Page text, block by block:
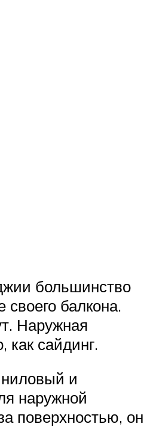
большинство
балкона.
Наружная
как сайдинг.
и
наружной
поверхностью, он